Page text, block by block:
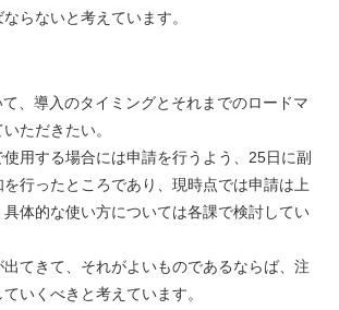
らないと考えています。
、導入のタイミングとそれまでのロードマ
ただきたい。
使用する場合には申請を行うよう、25日に副
行ったところであり、現時点では申請は上
体的な使い方については各課で検討してい
出てきて、それがよいものであるならば、注
いくべきと考えています。